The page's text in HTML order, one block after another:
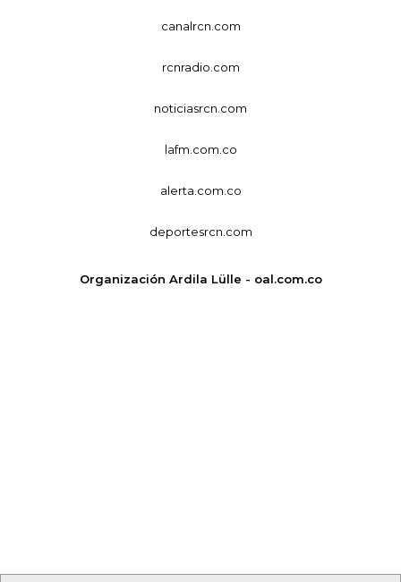
canalrcn.com
rcnradio.com
noticiasrcn.com
lafm.com.co
alerta.com.co
deportesrcn.com
Organización Ardila Lülle - oal.com.co